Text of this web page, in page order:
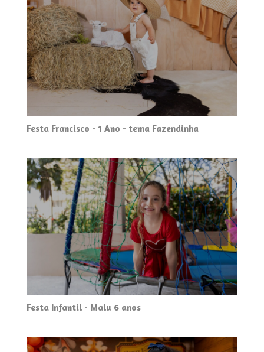
Festa Francisco - 1 Ano - tema Fazendinha
Festa Infantil - Malu 6 anos